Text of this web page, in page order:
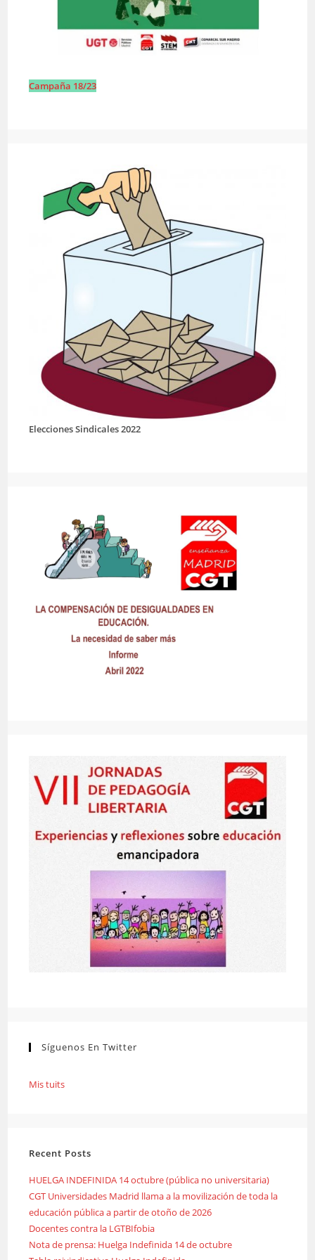
Campaña 18/23
Elecciones Sindicales 2022
Síguenos En Twitter
Mis tuits
Recent Posts
HUELGA INDEFINIDA 14 octubre (pública no universitaria)
CGT Universidades Madrid llama a la movilización de toda la
educación pública a partir de otoño de 2026
Docentes contra la LGTBIfobia
Nota de prensa: Huelga Indefinida 14 de octubre